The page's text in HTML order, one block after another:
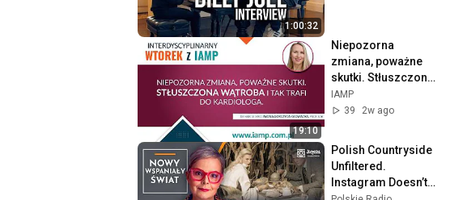
1:00:32
19:10
Niepozorna
zmiana, poważne
skutki. Stłuszczona
Wątroba i tak trafi
do kardiologa.
IAMP
39
2w ago
Polish Countryside
Unfiltered.
Instagram Doesn’t